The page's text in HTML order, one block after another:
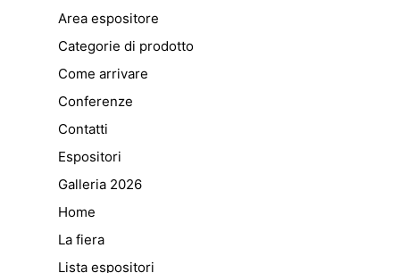
Area espositore
Categorie di prodotto
Come arrivare
Conferenze
Contatti
Espositori
Galleria 2026
Home
La fiera
Lista espositori